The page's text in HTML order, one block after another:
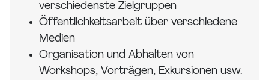
verschiedenste Zielgruppen
Öffentlichkeitsarbeit über verschiedene
Medien
Organisation und Abhalten von
Workshops, Vorträgen, Exkursionen usw.